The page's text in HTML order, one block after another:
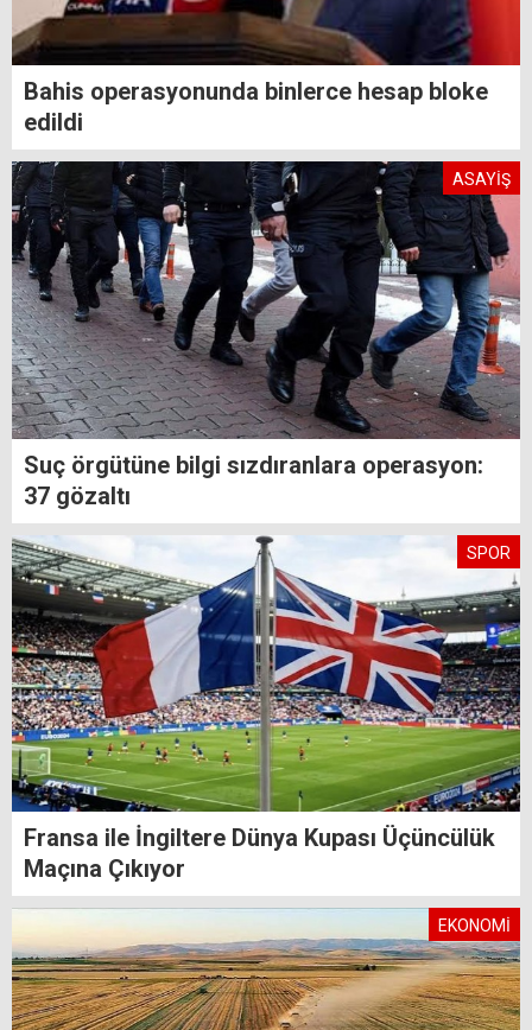
Bahis operasyonunda binlerce hesap bloke
edildi
ASAYİŞ
Suç örgütüne bilgi sızdıranlara operasyon:
37 gözaltı
SPOR
Fransa ile İngiltere Dünya Kupası Üçüncülük
Maçına Çıkıyor
EKONOMİ